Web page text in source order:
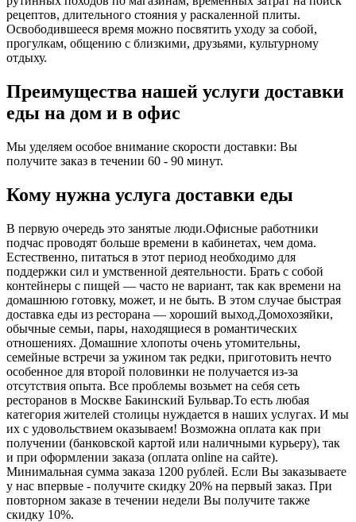
рецептов, длительного стояния у раскаленной плиты.
Освободившееся время можно посвятить уходу за собой,
прогулкам, общению с близкими, друзьями, культурному
отдыху.
Преимущества нашей услуги доставки
еды на дом и в офис
Мы уделяем особое внимание скорости доставки: Вы
получите заказ в течении 60 - 90 минут.
Кому нужна услуга доставки еды
В первую очередь это занятые люди.Офисные работники
подчас проводят больше времени в кабинетах, чем дома.
Естественно, питаться в этот период необходимо для
поддержки сил и умственной деятельности. Брать с собой
контейнеры с пищей ― часто не вариант, так как времени на
домашнюю готовку, может, и не быть. В этом случае быстрая
доставка еды из ресторана ― хороший выход.Домохозяйки,
обычные семьи, пары, находящиеся в романтических
отношениях. Домашние хлопоты очень утомительны,
семейные встречи за ужином так редки, приготовить нечто
особенное для второй половинки не получается из-за
отсутствия опыта. Все проблемы возьмет на себя сеть
ресторанов в Москве Бакинский Бульвар.То есть любая
категория жителей столицы нуждается в наших услугах. И мы
их с удовольствием оказываем! Возможна оплата как при
получении (банковской картой или наличными курьеру), так
и при оформлении заказа (оплата online на сайте).
Минимальная сумма заказа 1200 рублей. Если Вы заказываете
у нас впервые - получите скидку 20% на первый заказ. При
повторном заказе в течении недели Вы получите также
скидку 10%.